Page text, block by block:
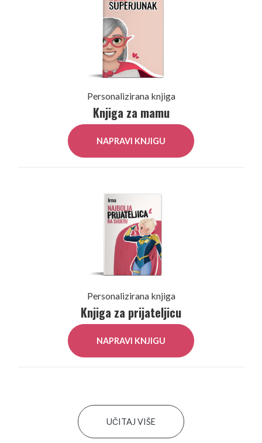
Personalizirana knjiga
Knjiga za mamu
NAPRAVI KNJIGU
Personalizirana knjiga
Knjiga za prijateljicu
NAPRAVI KNJIGU
UČITAJ VIŠE